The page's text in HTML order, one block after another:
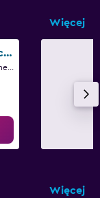
Więcej
Damac Maison Distinction
Więcej